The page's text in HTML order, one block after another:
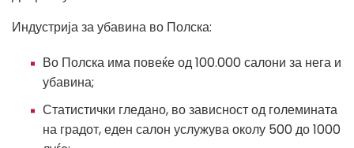
Индустрија за убавина во Полска:
Во Полска има повеќе од 100.000 салони за нега и
убавина;
Статистички гледано, во зависност од големината
на градот, еден салон услужува околу 500 до 1000